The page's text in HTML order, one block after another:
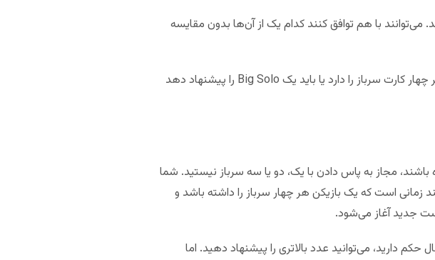
می‌توانند با هم توافق کنند کدام یک از آن‌ها بدون مقایسه
بازیکنی که اصلا سرباز ندارد نمی‌تواند خال حکم اعلام کند و باید پاس دهد. بازیکنی که هر چهار کارت سرباز را دارد یا باید یک Big Solo را پیشنهاد دهد
مجاز به پاس دادن با یک، دو یا سه سرباز نیستید. شما
زمانی است که یک بازیکن هر چهار سرباز را داشته باشد و
دارید، می‌توانید عدد بالاتری را پیشنهاد دهید. اما